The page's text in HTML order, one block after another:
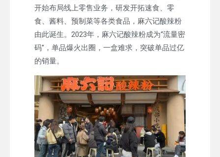
开始布局线上零售业务，研发开拓速食、零
食、酱料、预制菜等各类食品，麻六记酸辣粉
由此诞生。2023年，麻六记酸辣粉成为“流量密
码”，单品爆火出圈，一盒难求，突破单品过亿
的销量。